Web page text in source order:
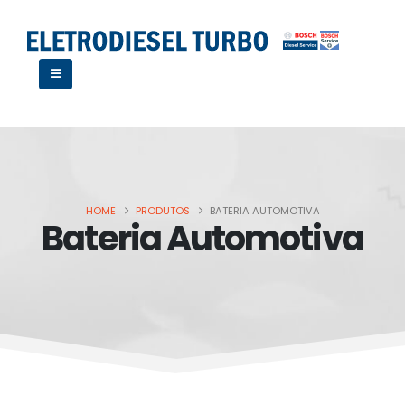
HOME PRODUTOS BATERIA AUTOMOTIVA
Bateria Automotiva